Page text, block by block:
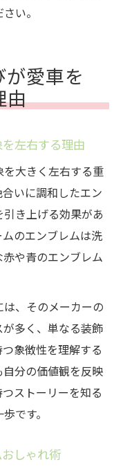
い。
愛車を
由
左右する理由
大きく左右する重
いに調和したエン
き上げる効果があ
のエンブレムは洗
や青のエンブレム
、そのメーカーの
多く、単なる装飾
象徴性を理解する
分の価値観を反映
ストーリーを知る
です。
しゃれ術